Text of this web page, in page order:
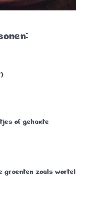
of gehakte
groenten zoals wortel